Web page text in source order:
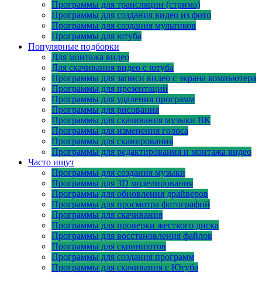
Программы для трансляции (стрима)
Программы для создания видео из фото
Программы для создания мультиков
Программы для ютуба
Популярные подборки
Для монтажа видео
Для скачивания видео с ютуба
Программы для записи видео с экрана компьютера
Программы для презентаций
Программы для удаления программ
Программы для рисования
Программы для скачивания музыки ВК
Программы для изменения голоса
Программы для сканирования
Программы для редактирования и монтажа видео
Часто ищут
Программы для создания музыки
Программы для 3D моделирования
Программы для обновления драйверов
Программы для просмотра фотографий
Программы для скачивания
Программы для проверки жесткого диска
Программы для восстановления файлов
Программы для скриншотов
Программы для создания программ
Программы для скачивания с Ютуба